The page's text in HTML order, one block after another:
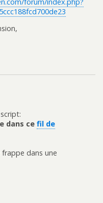
dans ce fil de
frappe dans une